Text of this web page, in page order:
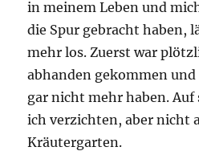
in meinem Leben und
die Spur gebracht haben,
mehr los. Zuerst war
abhanden gekommen
gar nicht mehr haben. Auf
ich verzichten, aber nicht
Kräutergarten.